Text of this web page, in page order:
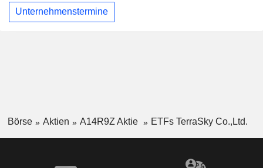
Unternehmenstermine
Börse Aktien A14R9Z Aktie ETFs TerraSky Co.,Ltd.